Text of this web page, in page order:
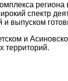
спектр
и выпуском
и
территорий.